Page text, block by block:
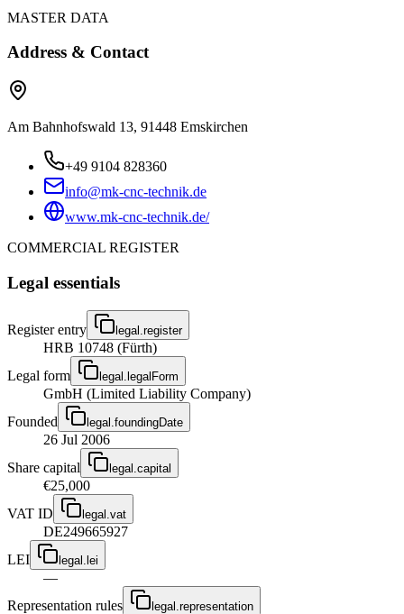
MASTER DATA
Address & Contact
Am Bahnhofswald 13, 91448 Emskirchen
+49 9104 828360
info@mk-cnc-technik.de
www.mk-cnc-technik.de/
COMMERCIAL REGISTER
Legal essentials
Register entry legal.register
HRB 10748 (Fürth)
Legal form
legal.legalForm
GmbH (Limited Liability Company)
Founded
legal.foundingDate
26 Jul 2006
Share capital
legal.capital
€25,000
VAT ID
legal.vat
DE249665927
LEI
legal.lei
—
Representation rules
legal.representation